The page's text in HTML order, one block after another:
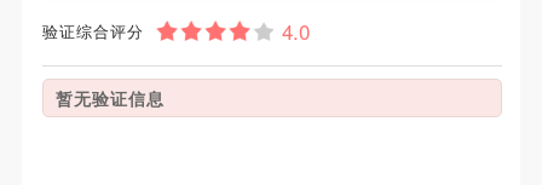
验证综合评分
暂无验证信息